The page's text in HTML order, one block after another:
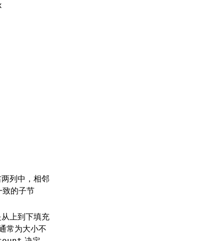
列中，相邻
的子节
上到下填充
常为大小不